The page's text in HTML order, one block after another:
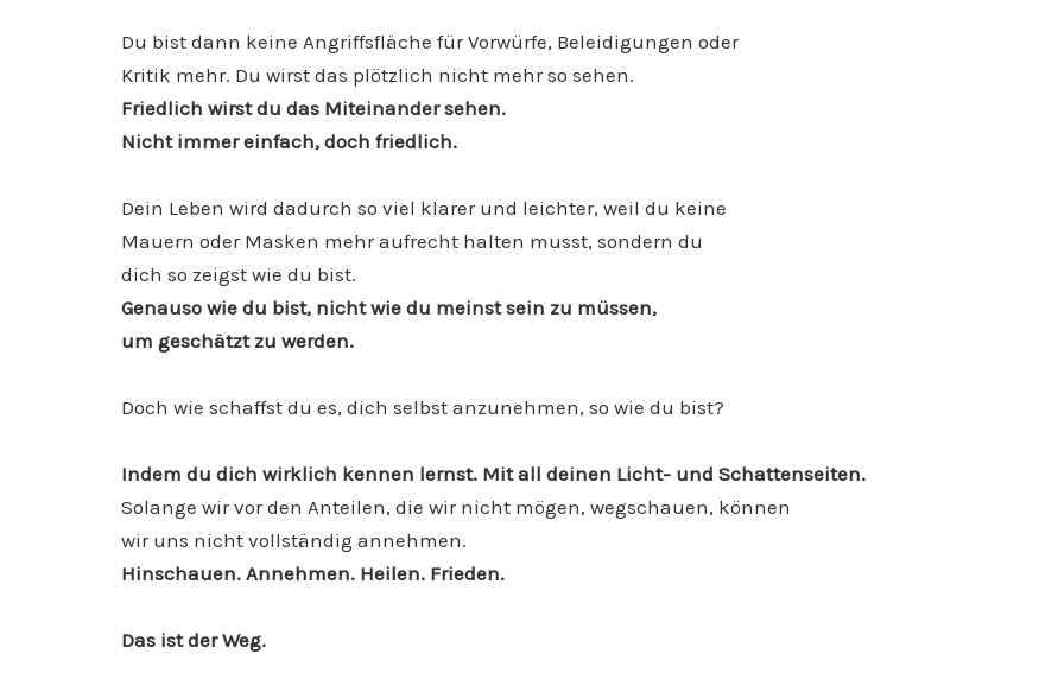
Du bist dann keine Angriffsfläche für Vorwürfe, Beleidigungen oder
Kritik mehr. Du wirst das plötzlich nicht mehr so sehen.
Friedlich wirst du das Miteinander sehen.
Nicht immer einfach, doch friedlich.
Dein Leben wird dadurch so viel klarer und leichter, weil du keine
Mauern oder Masken mehr aufrecht halten musst, sondern du
dich so zeigst wie du bist.
Genauso wie du bist, nicht wie du meinst sein zu müssen,
um geschätzt zu werden.
Doch wie schaffst du es, dich selbst anzunehmen, so wie du bist?
Indem du dich wirklich kennen lernst. Mit all deinen Licht- und Schattenseiten.
Solange wir vor den Anteilen, die wir nicht mögen, wegschauen, können
wir uns nicht vollständig annehmen.
Hinschauen. Annehmen. Heilen. Frieden.
Das ist der Weg.